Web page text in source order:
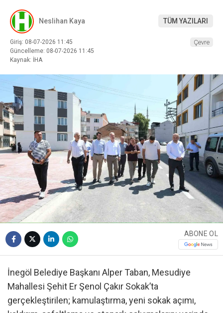
Neslihan Kaya TÜM YAZILARI
Giriş: 08-07-2026 11:45
Güncelleme: 08-07-2026 11:45
Kaynak: İHA
Çevre
ABONE OL
İnegöl Belediye Başkanı Alper Taban, Mesudiye
Mahallesi Şehit Er Şenol Çakır Sokak’ta
gerçekleştirilen; kamulaştırma, yeni sokak açımı,